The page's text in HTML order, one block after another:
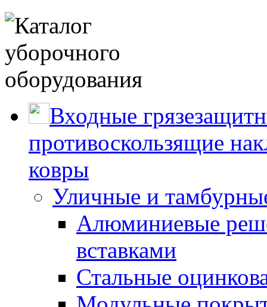
Входные
противоскользящие
ковры
Уличные и
Алюминиевые
вставками
Стальные